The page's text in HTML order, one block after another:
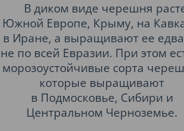
В диком виде черешня
Южной Европе, Крыму, на
в Иране, а выращивают ее
не по всей Евразии. При этом
морозоустойчивые сорта
которые выращивают
в Подмосковье, Сибири и
Центральном Черноземье.